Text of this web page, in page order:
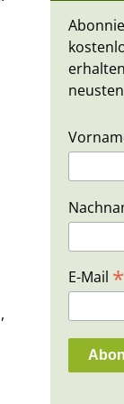
E-Mail *